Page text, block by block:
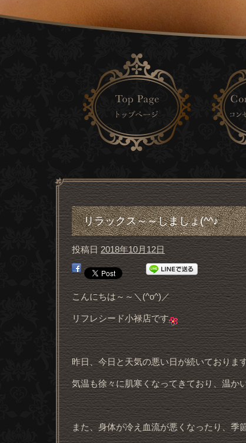
リラックス～～しましょ(^^♪
投稿日 2018年10月12日
こんにちは～～＼(^o^)／
リフレシード小禄店です
昨日、今日と天気の悪い日が続いておりま
気温も徐々に肌寒くなってきており、温か
また、身体が冷え血流が悪くなったり、